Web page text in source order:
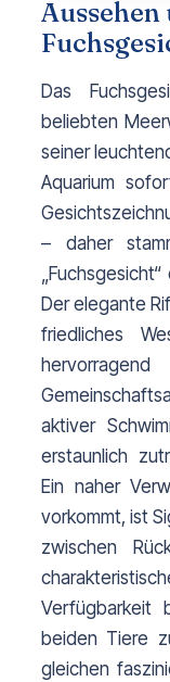
Das
beliebten
seiner
Aquarium
– daher
Der elegante
friedliches
aktiver
erstaunlich
Ein naher
vorkommt, ist
zwischen
Verfügbarkeit
beiden Tiere
gleichen